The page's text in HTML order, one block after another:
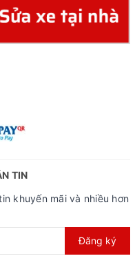
TIN
khuyến mãi và nhiều hơn
Đăng ký